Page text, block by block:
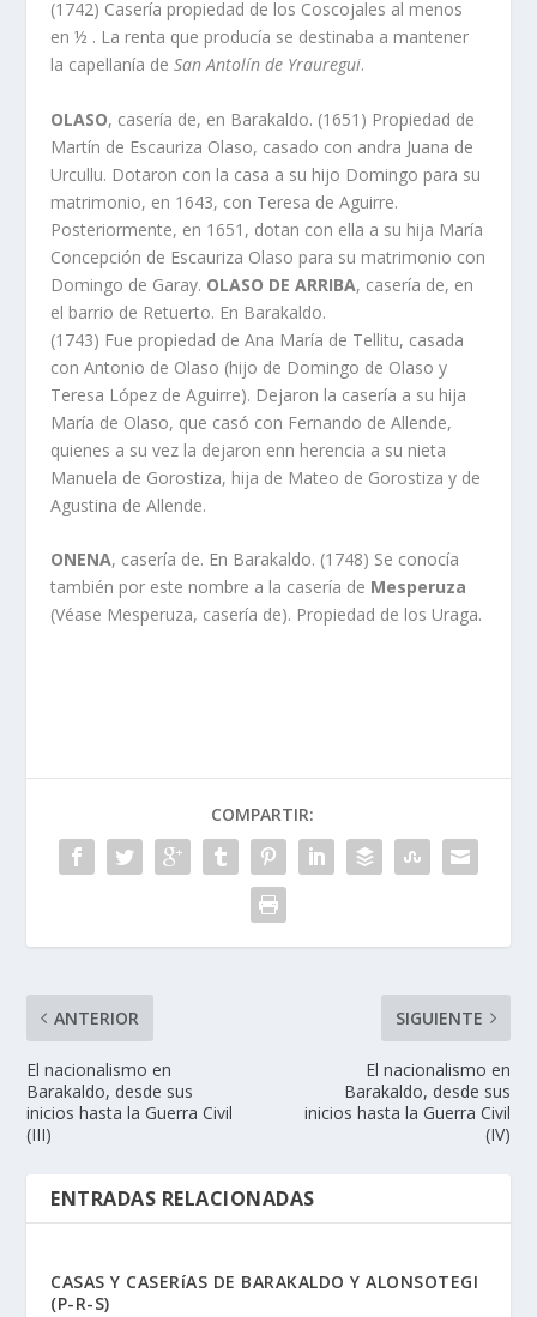
(1742) Caserí­a propiedad de los Coscojales al menos
en ½ . La renta que producí­a se destinaba a mantener
la capellaní­a deSan Antolí­n de Yrauregui.
OLASO, caserí­a de, en Barakaldo. (1651) Propiedad de
Martí­n de Escauriza Olaso, casado con andra Juana de
Urcullu. Dotaron con la casa a su hijo Domingo para su
matrimonio, en 1643, con Teresa de Aguirre.
Posteriormente, en 1651, dotan con ella a su hija Marí­a
Concepción de Escauriza Olaso para su matrimonio con
Domingo de Garay. OLASO DE ARRIBA, caserí­a de, en
el barrio de Retuerto. En Barakaldo.
(1743) Fue propiedad de Ana Marí­a de Tellitu, casada
con Antonio de Olaso (hijo de Domingo de Olaso y
Teresa López de Aguirre). Dejaron la caserí­a a su hija
Marí­a de Olaso, que casó con Fernando de Allende,
quienes a su vez la dejaron enn herencia a su nieta
Manuela de Gorostiza, hija de Mateo de Gorostiza y de
Agustina de Allende.
ONENA, caserí­a de. En Barakaldo. (1748) Se conocí­a
también por este nombre a la caserí­a de Mesperuza
(Véase Mesperuza, caserí­a de). Propiedad de los Uraga.
COMPARTIR:
ANTERIOR
El nacionalismo en
Barakaldo, desde sus
inicios hasta la Guerra Civil
(III)
SIGUIENTE
El nacionalismo en
Barakaldo, desde sus
inicios hasta la Guerra Civil
(IV)
ENTRADAS RELACIONADAS
CASAS Y CASERíAS DE BARAKALDO Y ALONSOTEGI
(P-R-S)